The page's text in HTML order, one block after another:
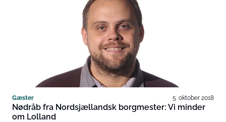
Gæster 5. oktober 2018
Nødråb fra Nordsjællandsk borgmester: Vi minder
om Lolland